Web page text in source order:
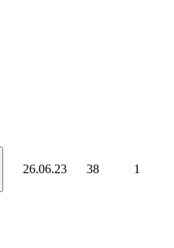
26.06.23 38 1